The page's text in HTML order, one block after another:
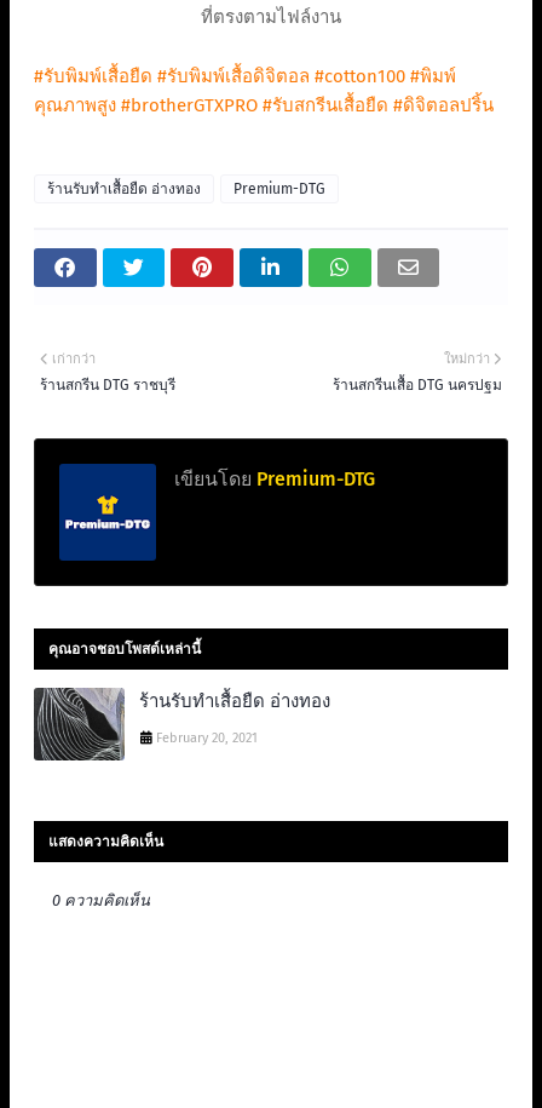
ที่ตรงตามไฟล์งาน
#รับพิมพ์เสื้อยืด #รับพิมพ์เสื้อดิจิตอล #cotton100 #พิมพ์
คุณภาพสูง #brotherGTXPRO #รับสกรีนเสื้อยืด #ดิจิตอลปริ้น
ร้านรับทำเสื้อยืด อ่างทอง Premium-DTG
ใหม่กว่า
ร้านสกรีนเสื้อ DTG นครปฐม
เก่ากว่า
ร้านสกรีน DTG ราชบุรี
เขียนโดย Premium-DTG
คุณอาจชอบโพสต์เหล่านี้
ร้านรับทำเสื้อยืด อ่างทอง
February 20, 2021
แสดงความคิดเห็น
0 ความคิดเห็น